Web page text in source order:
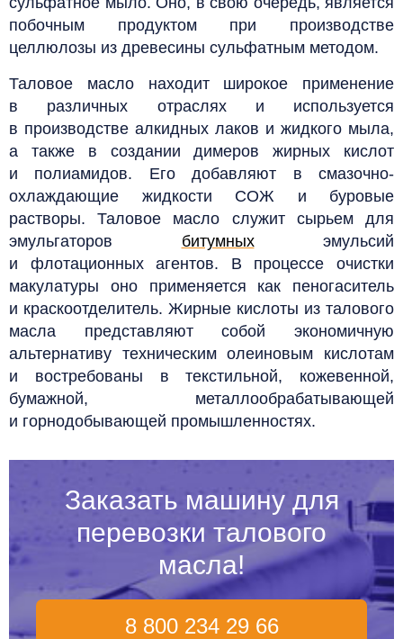
побочным продуктом при производстве
целлюлозы из древесины сульфатным методом.
Таловое масло находит широкое применение
в различных отраслях и используется
в производстве алкидных лаков и жидкого мыла,
а также в создании димеров жирных кислот
и полиамидов. Его добавляют в смазочно-
охлаждающие жидкости СОЖ и буровые
растворы. Таловое масло служит сырьем для
эмульгаторов битумныхэмульсий
и флотационных агентов. В процессе очистки
макулатуры оно применяется как пеногаситель
и краскоотделитель. Жирные кислоты из талового
масла представляют собой экономичную
альтернативу техническим олеиновым кислотам
и востребованы в текстильной, кожевенной,
бумажной, металлообрабатывающей
и горнодобывающей промышленностях.
Заказать машину для
перевозки талового
масла!
8 800 234 29 66